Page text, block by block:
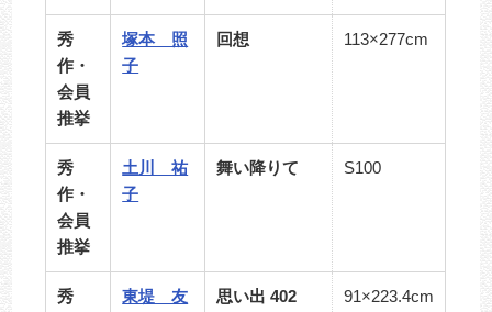
秀
作・
会員
推挙
塚本 照
子
回想 113×277cm
秀
作・
会員
推挙
土川 祐
子
舞い降りて S100
秀
東堤 友
思い出 402
91×223.4cm